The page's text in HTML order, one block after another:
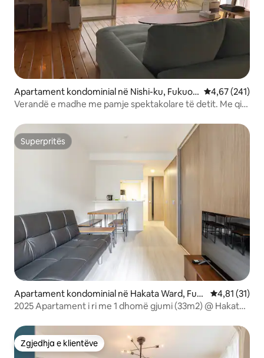
Apartament kondominial në Nishi-ku, Fukuok
a
Vlerësimi
4,67 (241)
Verandë e madhe me pamje spektakolare të detit. Me qira
Superpritës
Superpritës
Apartament kondominial në Hakata Ward, Fuk
uoka
Vlerësimi
4,81 (31)
2025 Apartament i ri me 1 dhomë gjumi (33m2) @ Hakata
Zgjedhja e klientëve
Zgjedhja e klientëve